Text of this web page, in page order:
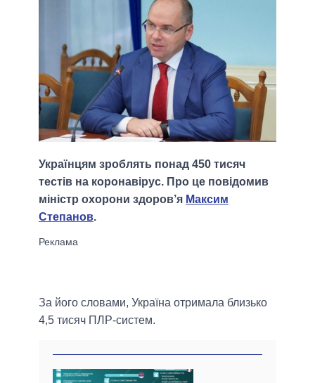
Українцям зроблять понад 450 тисяч
тестів на коронавірус. Про це повідомив
міністр охорони здоров’я Максим
Степанов.
За його словами, Україна отримала близько
4,5 тисяч ПЛР-систем.